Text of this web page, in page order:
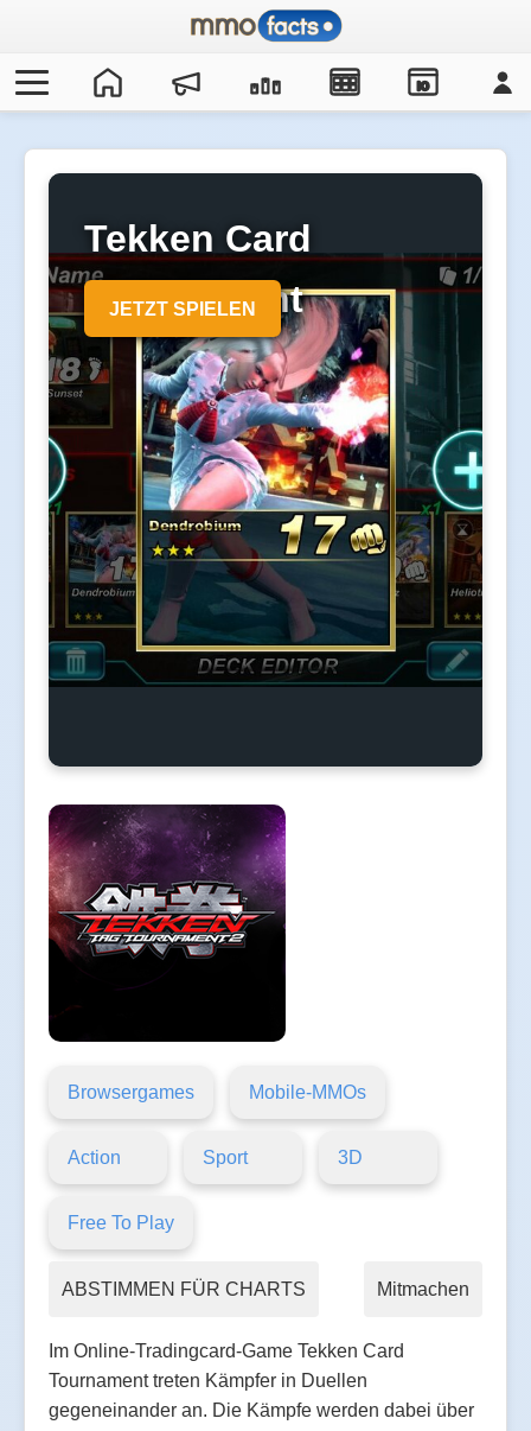
IO
Tekken Card
Tournament
JETZT SPIELEN
Browsergames Mobile-MMOs
Action Sport 3D
Free To Play
ABSTIMMEN FÜR CHARTS Mitmachen
Im Online-Tradingcard-Game Tekken Card
Tournament treten Kämpfer in Duellen
gegeneinander an. Die Kämpfe werden dabei über